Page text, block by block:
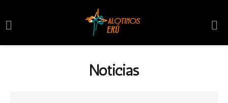
Noticias